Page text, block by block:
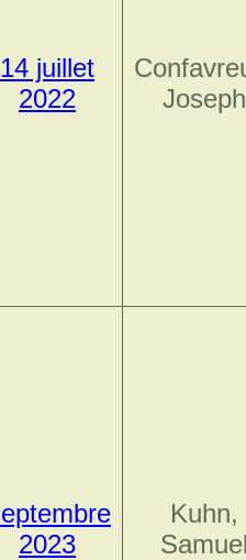
14 juillet
2022
Joseph
2023
Kuhn,